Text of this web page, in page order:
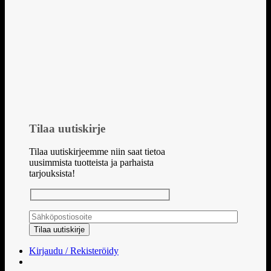
Tilaa uutiskirje
Tilaa uutiskirjeemme niin saat tietoa
uusimmista tuotteista ja parhaista
tarjouksista!
Kirjaudu / Rekisteröidy